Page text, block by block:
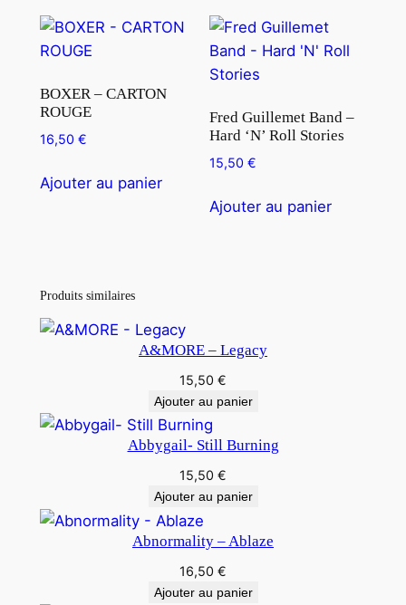
G
m
BOXER – CARTON
ROUGE
16,50 €
Ajouter au panier
Fred Guillemet Band –
Hard ‘N’ Roll Stories
15,50€
Ajouter au panier
Produits similaires
A&MORE – Legacy
15,50 €
Ajouter au panier
Abbygail- Still Burning
15,50 €
Ajouter au panier
Abnormality – Ablaze
16,50 €
Ajouter au panier